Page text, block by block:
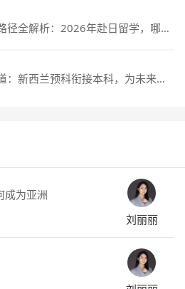
日本本科升学路径全解析：2026年赴日留学，哪条路较适合你？
中考后换条赛道：新西兰预科衔接本科，为未来多备一个选择
成为亚洲
刘丽丽